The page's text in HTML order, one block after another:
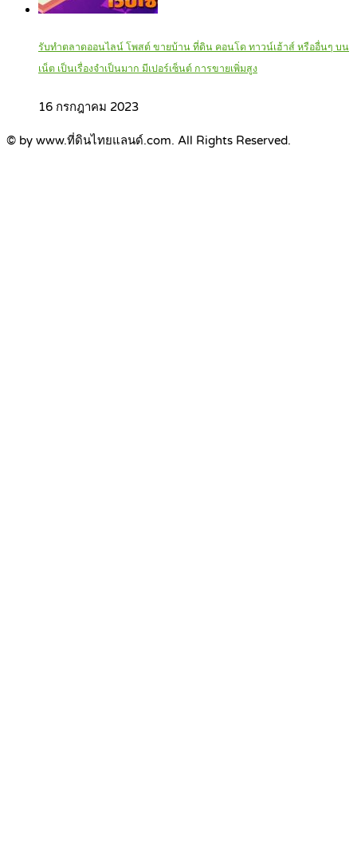
รับทำตลาดออนไลน์ โพสต์ ขายบ้าน ที่ดิน คอนโด ทาวน์เฮ้าส์ หรืออื่นๆ บน
เน็ต เป็นเรื่องจำเป็นมาก มีเปอร์เซ็นต์ การขายเพิ่มสูง
16 กรกฎาคม 2023
© by www.ที่ดินไทยแลนด์.com. All Rights Reserved.